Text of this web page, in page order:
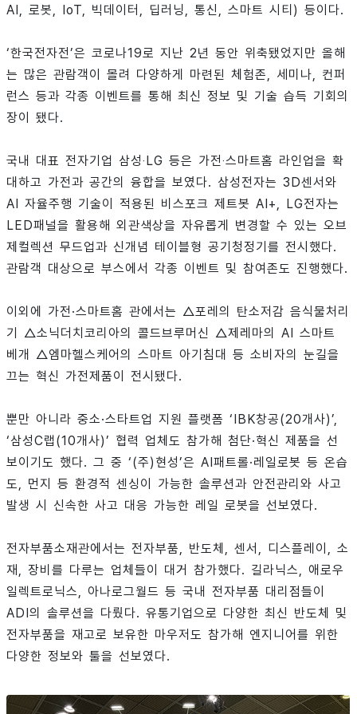
AI, 로봇, IoT, 빅데이터, 딥러닝, 통신, 스마트 시티) 등이다.
‘한국전자전’은 코로나19로 지난 2년 동안 위축됐었지만 올해
는 많은 관람객이 몰려 다양하게 마련된 체험존, 세미나, 컨퍼
런스 등과 각종 이벤트를 통해 최신 정보 및 기술 습득 기회의
장이 됐다.
국내 대표 전자기업 삼성‧LG 등은 가전‧스마트홈 라인업을 확
대하고 가전과 공간의 융합을 보였다. 삼성전자는 3D센서와
AI 자율주행 기술이 적용된 비스포크 제트봇 AI+, LG전자는
LED패널을 활용해 외관색상을 자유롭게 변경할 수 있는 오브
제컬렉션 무드업과 신개념 테이블형 공기청정기를 전시했다.
관람객 대상으로 부스에서 각종 이벤트 및 참여존도 진행했다.
이외에 가전·스마트홈 관에서는 △포레의 탄소저감 음식물처리
기 △소닉더치코리아의 콜드브루머신 △제레마의 AI 스마트
베개 △엠마헬스케어의 스마트 아기침대 등 소비자의 눈길을
끄는 혁신 가전제품이 전시됐다.
뿐만 아니라 중소·스타트업 지원 플랫폼 ‘IBK창공(20개사)’,
‘삼성C랩(10개사)’ 협력 업체도 참가해 첨단·혁신 제품을 선
보이기도 했다. 그 중 ‘(주)현성’은 AI패트롤·레일로봇 등 온습
도, 먼지 등 환경적 센싱이 가능한 솔루션과 안전관리와 사고
발생 시 신속한 사고 대응 가능한 레일 로봇을 선보였다.
전자부품소재관에서는 전자부품, 반도체, 센서, 디스플레이, 소
재, 장비를 다루는 업체들이 대거 참가했다. 길라닉스, 애로우
일렉트로닉스, 아나로그월드 등 국내 전자부품 대리점들이
ADI의 솔루션을 다뤘다. 유통기업으로 다양한 최신 반도체 및
전자부품을 재고로 보유한 마우저도 참가해 엔지니어를 위한
다양한 정보와 툴을 선보였다.